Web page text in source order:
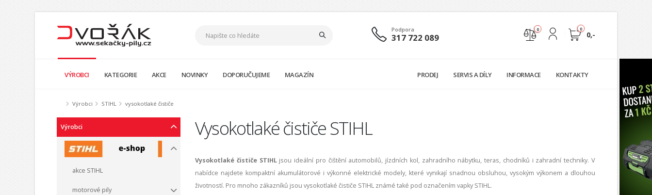
Podpora
317 722 089
0
0,-
0
VÝROBCI KATEGORIE AKCE NOVINKY DOPORUČUJEME MAGAZÍN PRODEJ SERVIS A DÍLY INFORMACE KONTAKTY
Výrobci STIHL vysokotlaké čističe
Výrobci
akce STIHL
motorové pily
Vysokotlaké čističe STIHL
Vysokotlaké čističe STIHL jsou ideální pro čištění automobilů, jízdních kol, zahradního nábytku, teras, chodníků i zahradní techniky. V
nabídce najdete kompaktní akumulátorové i výkonné elektrické modely, které vynikají snadnou obsluhou, vysokým výkonem a dlouhou
životností. Pro mnoho zákazníků jsou vysokotlaké čističe STIHL známé také pod označením vapky STIHL.